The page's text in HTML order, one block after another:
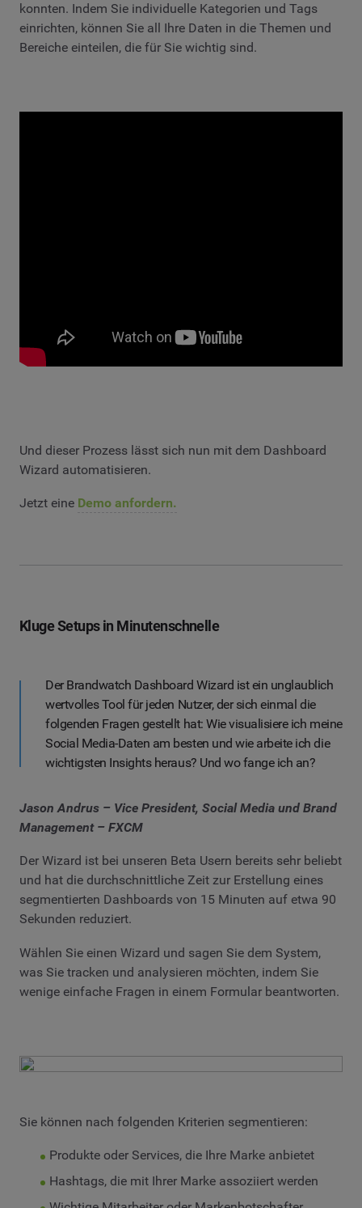
konnten. Indem Sie individuelle Kategorien und Tags
einrichten, können Sie all Ihre Daten in die Themen und
Bereiche einteilen, die für Sie wichtig sind.
Und dieser Prozess lässt sich nun mit dem Dashboard
Wizard automatisieren.
Jetzt eine Demo anfordern.
Kluge Setups in Minutenschnelle
Der Brandwatch Dashboard Wizard ist ein unglaublich
wertvolles Tool für jeden Nutzer, der sich einmal die
folgenden Fragen gestellt hat: Wie visualisiere ich meine
Social Media-Daten am besten und wie arbeite ich die
wichtigsten Insights heraus? Und wo fange ich an?
Jason Andrus – Vice President, Social Media und Brand
Management – FXCM
Der Wizard ist bei unseren Beta Usern bereits sehr beliebt
und hat die durchschnittliche Zeit zur Erstellung eines
segmentierten Dashboards von 15 Minuten auf etwa 90
Sekunden reduziert.
Wählen Sie einen Wizard und sagen Sie dem System,
was Sie tracken und analysieren möchten, indem Sie
wenige einfache Fragen in einem Formular beantworten.
Sie können nach folgenden Kriterien segmentieren:
Produkte oder Services, die Ihre Marke anbietet
Hashtags, die mit Ihrer Marke assoziiert werden